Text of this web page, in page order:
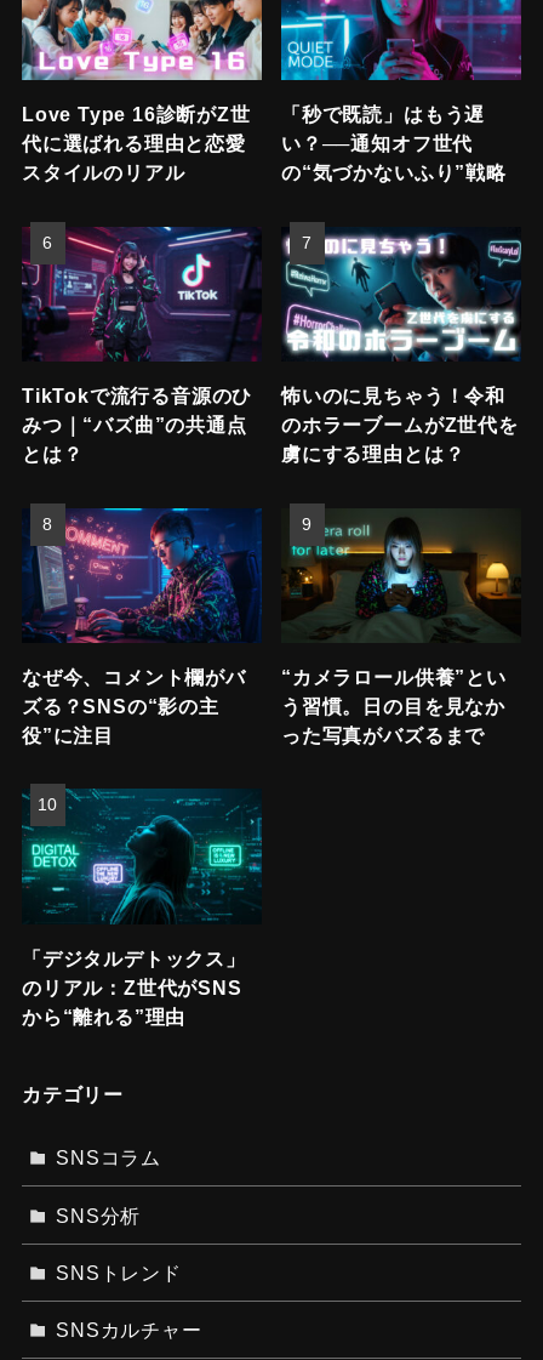
Love Type 16診断がZ世
代に選ばれる理由と恋愛
スタイルのリアル
「秒で既読」はもう遅
い？──通知オフ世代
の“気づかないふり”戦略
TikTokで流行る音源のひ
みつ｜“バズ曲”の共通点
とは？
怖いのに見ちゃう！令和
のホラーブームがZ世代を
虜にする理由とは？
なぜ今、コメント欄がバ
ズる？SNSの“影の主
役”に注目
“カメラロール供養”とい
う習慣。日の目を見なか
った写真がバズるまで
「デジタルデトックス」
のリアル：Z世代がSNS
から“離れる”理由
カテゴリー
SNSコラム
SNS分析
SNSトレンド
SNSカルチャー